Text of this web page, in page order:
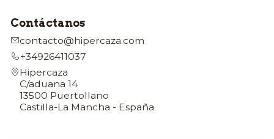
Contáctanos
contacto@hipercaza.com
+34926411037
Hipercaza
C/aduana 14
13500 Puertollano
Castilla-La Mancha - España